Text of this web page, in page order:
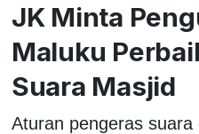
JK Minta
Maluku
Suara Masjid
Aturan pengeras